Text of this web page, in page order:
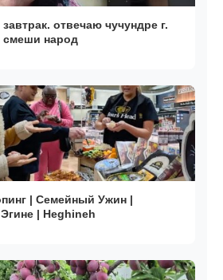
отвечаю чучундре г.
смеши народ
| Семейный Ужин |
| Heghineh